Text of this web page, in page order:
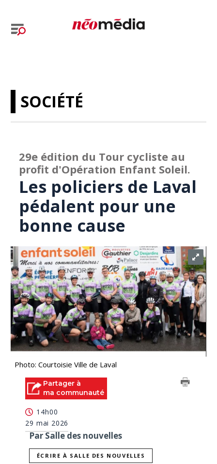
SOCIÉTÉ
29e édition du Tour cycliste au
profit d'Opération Enfant Soleil.
Les policiers de Laval
pédalent pour une
bonne cause
Photo: Courtoisie Ville de Laval
Partager à
ma communauté
14h00
29 mai 2026
Par Salle des nouvelles
ÉCRIRE À SALLE DES NOUVELLES